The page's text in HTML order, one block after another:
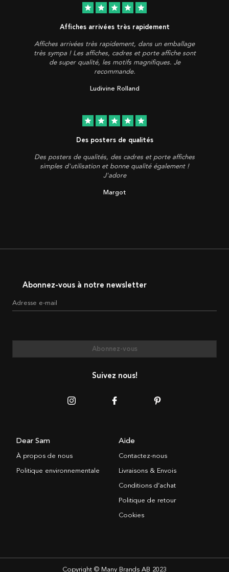
star star star star star
Affiches arrivées très rapidement
Affiches arrivées très rapidement, dans un emballage
très sympa ! Les affiches, cadres et porte affiche sont
de super qualité, les motifs magnifiques. Je
recommande.
Ludivine Rolland
star star star star star
Des posters de qualités
Des posters de qualités, des cadres et porte affiches
simples d'utilisation et bonne qualité également !
J'adore
Margot
Abonnez-vous à notre newsletter
Adresse e-mail
Abonnez-vous
Suivez nous!
Dear Sam
À propos de nous
Politique environnementale
Aide
Contactez-nous
Livraisons & Envois
Conditions d’achat
Politique de retour
Cookies
Copyright © Many Brands AB 2023